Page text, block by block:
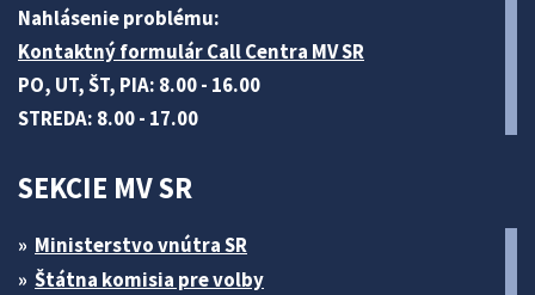
Nahlásenie problému:
Kontaktný formulár Call Centra MV SR
PO, UT, ŠT, PIA: 8.00 - 16.00
STREDA: 8.00 - 17.00
SEKCIE MV SR
Ministerstvo vnútra SR
Štátna komisia pre volby